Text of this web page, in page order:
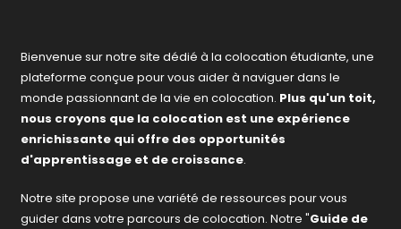
Bienvenue sur notre site dédié à la colocation étudiante, une
plateforme conçue pour vous aider à naviguer dans le
monde passionnant de la vie en colocation. Plus qu'un toit,
nous croyons que la colocation est une expérience
enrichissante qui offre des opportunités
d'apprentissage et de croissance.
Notre site propose une variété de ressources pour vous
guider dans votre parcours de colocation. Notre "Guide de